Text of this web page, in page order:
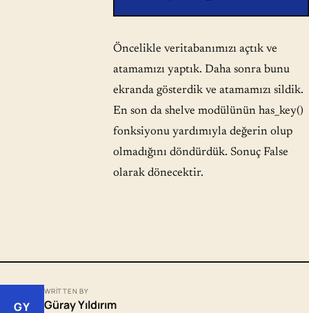
Öncelikle veritabanımızı açtık ve
atamamızı yaptık. Daha sonra bunu
ekranda gösterdik ve atamamızı sildik.
En son da shelve modülünün has_key()
fonksiyonu yardımıyla değerin olup
olmadığını döndürdük. Sonuç False
olarak dönecektir.
GY
WRITTEN BY
Güray Yıldırım